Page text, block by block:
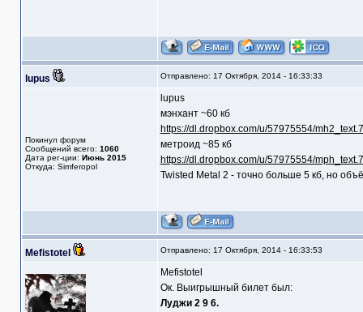
lupus Отправлено: 17 Октября, 2014 - 16:33:33
Покинул форум
Сообщений всего: 1060
Дата рег-ции: Июнь 2015
Откуда: Simferopol
lupus
мэнхант ~60 кб
https://dl.dropbox.com/u/57975554/
метроид ~85 кб
https://dl.dropbox.com/u/57975554/
Twisted Metal 2 - точно больше 5 кб, но
Mefistotel Отправлено: 17 Октября, 2014 - 16:33:53
Mefistotel
Ок. Выигрышный билет был:
Луджи 2 9 6.